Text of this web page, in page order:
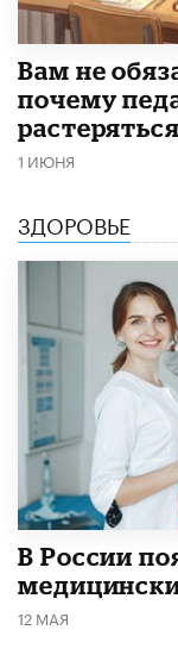
​Вам не
почему
растеряться
1 ИЮНЯ
ЗДОРОВЬЕ
В России
12 МАЯ